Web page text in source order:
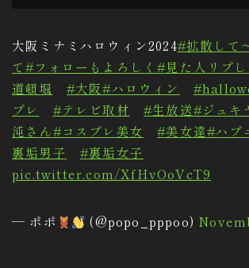
大阪ミナミハロウィン2024#拡散して
て#フォローもよろしく#見た人リプし
道頓堀
#大阪#ハロウィン
プレ
#テレビ取材 #生放送#ジュキ
沌さん#コスプレ美女 #美女達#ハプ
裏垢男子
#裏垢女子
pic.twitter.com/XfHvOoVcT9
— ポポ (@popo_pppoo)